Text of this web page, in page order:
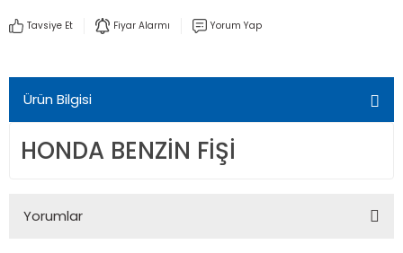
Tavsiye Et Fiyar Alarmı Yorum Yap
Ürün Bilgisi
HONDA BENZİN FİŞİ
Yorumlar